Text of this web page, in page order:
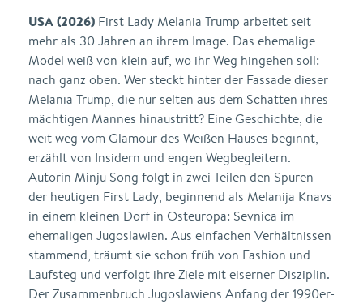
USA (2026) First Lady Melania Trump arbeitet seit
mehr als 30 Jahren an ihrem Image. Das ehemalige
Model weiß von klein auf, wo ihr Weg hingehen soll:
nach ganz oben. Wer steckt hinter der Fassade dieser
Melania Trump, die nur selten aus dem Schatten ihres
mächtigen Mannes hinaustritt? Eine Geschichte, die
weit weg vom Glamour des Weißen Hauses beginnt,
erzählt von Insidern und engen Wegbegleitern.
Autorin Minju Song folgt in zwei Teilen den Spuren
der heutigen First Lady, beginnend als Melanija Knavs
in einem kleinen Dorf in Osteuropa: Sevnica im
ehemaligen Jugoslawien. Aus einfachen Verhältnissen
stammend, träumt sie schon früh von Fashion und
Laufsteg und verfolgt ihre Ziele mit eiserner Disziplin.
Der Zusammenbruch Jugoslawiens Anfang der 1990er-